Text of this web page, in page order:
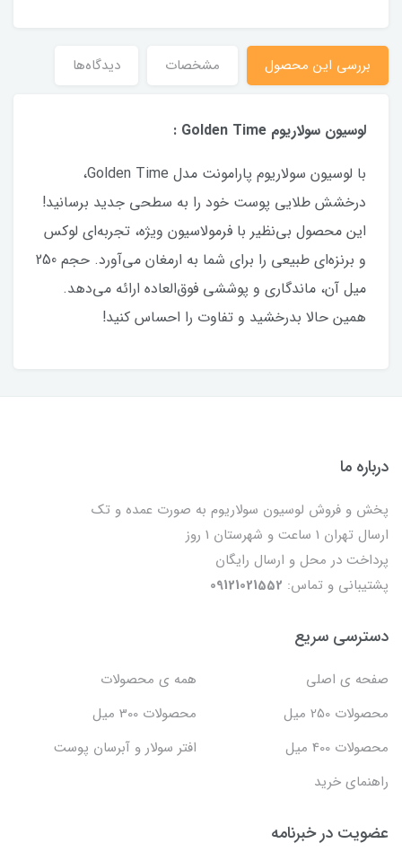
بررسی این محصول مشخصات دیدگاه‌ها
لوسیون سولاریوم Golden Time :
با لوسیون سولاریوم پارامونت مدل Golden Time،
درخشش طلایی پوست خود را به سطحی جدید برسانید!
این محصول بی‌نظیر با فرمولاسیون ویژه، تجربه‌ای لوکس
و برنزه‌ای طبیعی را برای شما به ارمغان می‌آورد. حجم 250
میل آن، ماندگاری و پوششی فوق‌العاده ارائه می‌دهد.
همین حالا بدرخشید و تفاوت را احساس کنید!
درباره ما
پخش و فروش لوسیون سولاریوم به صورت عمده و تک
ارسال تهران 1 ساعت و شهرستان 1 روز
پرداخت در محل و ارسال رایگان
پشتیبانی و تماس: 09121021552
دسترسی سریع
صفحه ی اصلی
همه ی محصولات
محصولات 250 میل
محصولات 300 میل
محصولات 400 میل
افتر سولار و آبرسان پوست
راهنمای خرید
عضویت در خبرنامه